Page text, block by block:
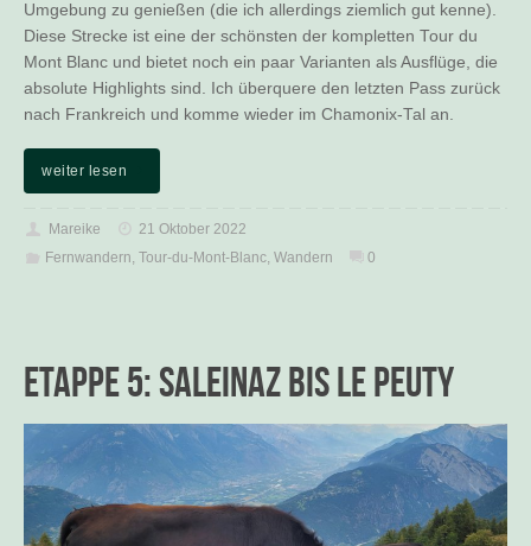
Umgebung zu genießen (die ich allerdings ziemlich gut kenne).
Diese Strecke ist eine der schönsten der kompletten Tour du
Mont Blanc und bietet noch ein paar Varianten als Ausflüge, die
absolute Highlights sind. Ich überquere den letzten Pass zurück
nach Frankreich und komme wieder im Chamonix-Tal an.
weiter lesen
Mareike
21 Oktober 2022
Fernwandern, Tour-du-Mont-Blanc, Wandern 0
Etappe 5: Saleinaz bis Le Peuty